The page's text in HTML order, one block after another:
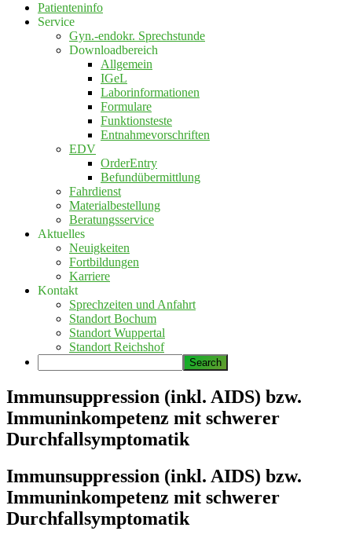
Patienteninfo
Service
Gyn.-endokr. Sprechstunde
Downloadbereich
Allgemein
IGeL
Laborinformationen
Formulare
Funktionsteste
Entnahmevorschriften
EDV
OrderEntry
Befundübermittlung
Fahrdienst
Materialbestellung
Beratungsservice
Aktuelles
Neuigkeiten
Fortbildungen
Karriere
Kontakt
Sprechzeiten und Anfahrt
Standort Bochum
Standort Wuppertal
Standort Reichshof
Immunsuppression (inkl. AIDS) bzw.
Immuninkompetenz mit schwerer
Durchfallsymptomatik
Immunsuppression (inkl. AIDS) bzw.
Immuninkompetenz mit schwerer
Durchfallsymptomatik